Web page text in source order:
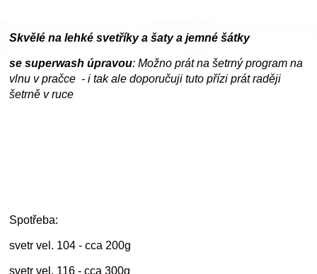
Skvělé na lehké svetříky a šaty a jemné šátky
se superwash úpravou: Možno prát na šetrný program na
vlnu v pračce - i tak ale doporučuji tuto přízi prát raději
šetrně v ruce
Spotřeba:
svetr vel. 104 - cca 200g
svetr vel. 116 - cca 300g